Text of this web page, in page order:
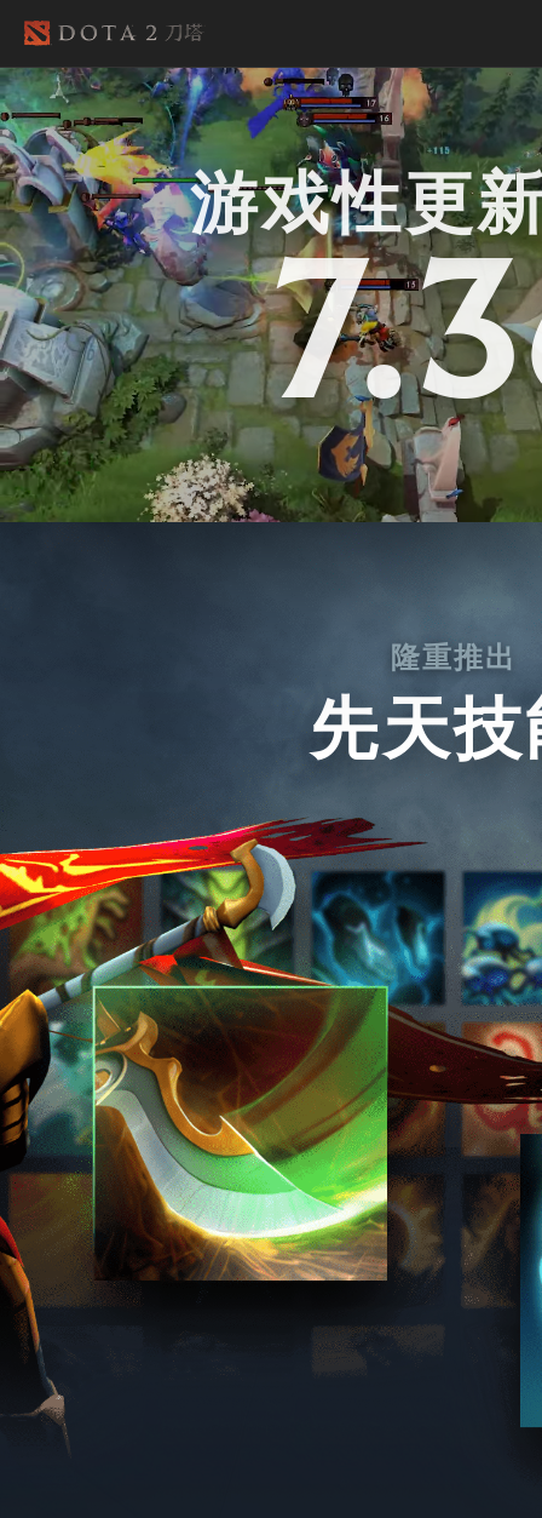
游戏性更
隆重推出
先天